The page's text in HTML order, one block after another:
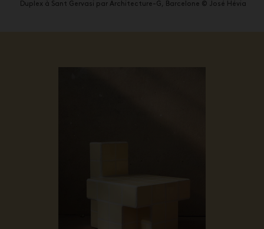
Duplex à Sant Gervasi par Architecture-G, Barcelone © José Hévia